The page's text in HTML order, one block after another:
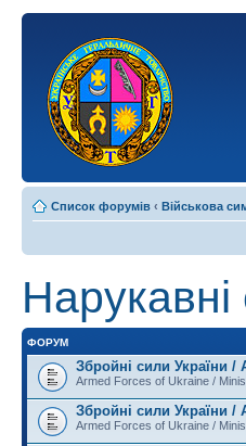
Список форумів ‹ Військова
ФОРУМ
Збройні сили України /
Armed Forces of Ukraine /
Збройні сили України /
Armed Forces of Ukraine /